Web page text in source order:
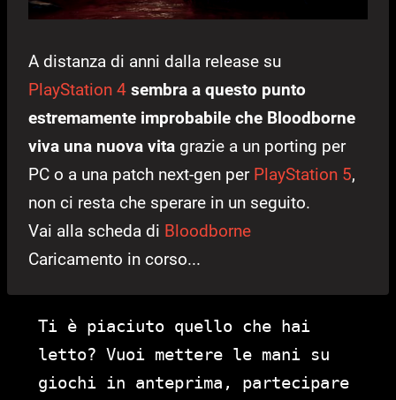
A distanza di anni dalla release su
PlayStation 4 sembra a questo punto
estremamente improbabile che Bloodborne
viva una nuova vita grazie a un porting per
PC o a una patch next-gen per PlayStation 5,
non ci resta che sperare in un seguito.
Vai alla scheda di Bloodborne
Caricamento in corso...
Ti è piaciuto quello che hai
letto? Vuoi mettere le mani su
giochi in anteprima, partecipare